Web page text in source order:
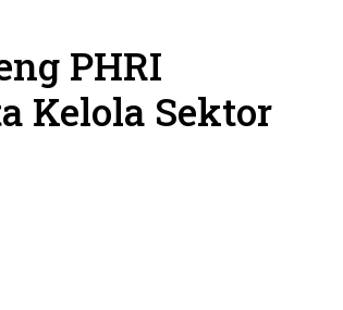
PHRI
Kelola Sektor